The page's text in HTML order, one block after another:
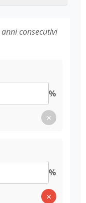
consecutivi
%
×
%
×